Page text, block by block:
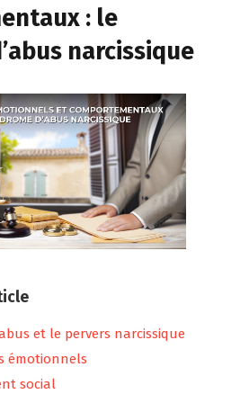
: le
narcissique
et le pervers narcissique
émotionnels
social